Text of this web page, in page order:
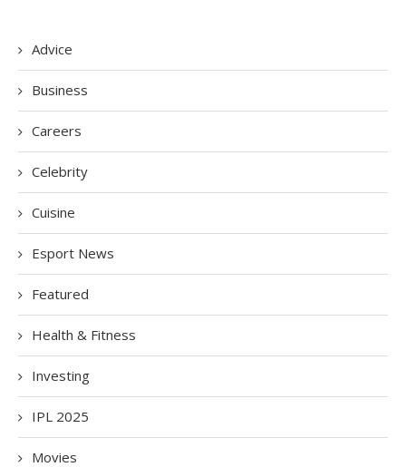
Advice
Business
Careers
Celebrity
Cuisine
Esport News
Featured
Health & Fitness
Investing
IPL 2025
Movies